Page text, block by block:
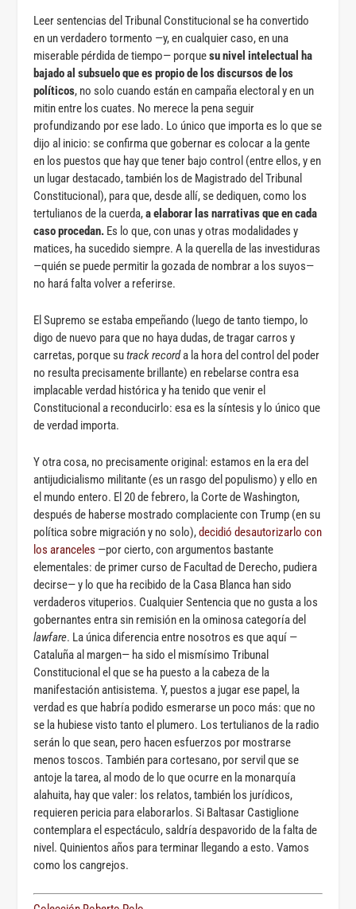
Leer sentencias del Tribunal Constitucional se ha convertido
en un verdadero tormento —y, en cualquier caso, en una
miserable pérdida de tiempo— porquesu nivel intelectual ha
bajado al subsuelo que es propio de los discursos de los
políticos, no solo cuando están en campaña electoral y en un
mitin entre los cuates. No merece la pena seguir
profundizando por ese lado. Lo único que importa es lo que se
dijo al inicio: se confirma que gobernar es colocar a la gente
en los puestos que hay que tener bajo control (entre ellos, y en
un lugar destacado, también los de Magistrado del Tribunal
Constitucional), para que, desde allí, se dediquen, como los
tertulianos de la cuerda,a elaborar las narrativas que en cada
caso procedan. Es lo que, con unas y otras modalidades y
matices, ha sucedido siempre. A la querella de las investiduras
—quién se puede permitir la gozada de nombrar a los suyos—
no hará falta volver a referirse.
El Supremo se estaba empeñando (luego de tanto tiempo, lo
digo de nuevo para que no haya dudas, de tragar carros y
carretas, porque sutrack recorda la hora del control del poder
no resulta precisamente brillante) en rebelarse contra esa
implacable verdad histórica y ha tenido que venir el
Constitucional a reconducirlo: esa es la síntesis y lo único que
de verdad importa.
Y otra cosa, no precisamente original: estamos en la era del
antijudicialismo militante (es un rasgo del populismo) y ello en
el mundo entero. El 20 de febrero, la Corte de Washington,
después de haberse mostrado complaciente con Trump (en su
política sobre migración y no solo),decidió desautorizarlo con
los aranceles —por cierto, con argumentos bastante
elementales: de primer curso de Facultad de Derecho, pudiera
decirse— y lo que ha recibido de la Casa Blanca han sido
verdaderos vituperios. Cualquier Sentencia que no gusta a los
gobernantes entra sin remisión en la ominosa categoría del
lawfare. La única diferencia entre nosotros es que aquí —
Cataluña al margen— ha sido el mismísimo Tribunal
Constitucional el que se ha puesto a la cabeza de la
manifestación antisistema. Y, puestos a jugar ese papel, la
verdad es que habría podido esmerarse un poco más: que no
se la hubiese visto tanto el plumero. Los tertulianos de la radio
serán lo que sean, pero hacen esfuerzos por mostrarse
menos toscos. También para cortesano, por servil que se
antoje la tarea, al modo de lo que ocurre en la monarquía
alahuita, hay que valer: los relatos, también los jurídicos,
requieren pericia para elaborarlos. Si Baltasar Castiglione
contemplara el espectáculo, saldría despavorido de la falta de
nivel. Quinientos años para terminar llegando a esto. Vamos
como los cangrejos.